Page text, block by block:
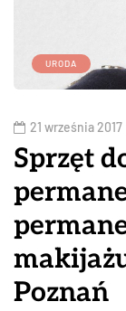
URODA
21 września 2017
Sprzęt
Poznań